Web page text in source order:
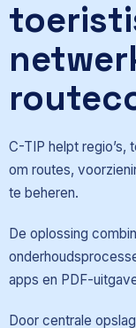
C-TIP helpt regio’s,
om routes,
te beheren.
De oplossing
apps en PDF-
Door centrale